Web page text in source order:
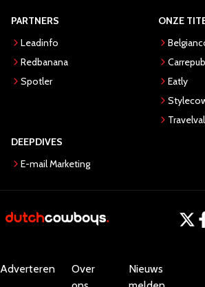
PARTNERS
Leadinfo
Redbanana
Spotler
ONZE
Eatly
DEEPDIVES
E-mail Marketing
Adverteren
Over
Nieuws